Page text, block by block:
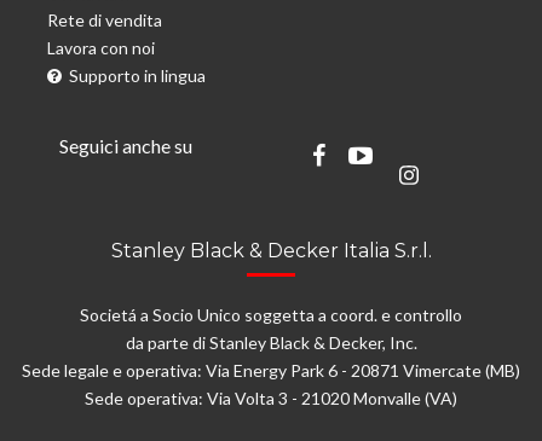
Rete di vendita
Lavora con noi
Supporto in lingua
Seguici anche su
Stanley Black & Decker Italia S.r.l.
Societá a Socio Unico soggetta a coord. e controllo
da parte di Stanley Black & Decker, Inc.
Sede legale e operativa: Via Energy Park 6 - 20871 Vimercate (MB)
Sede operativa: Via Volta 3 - 21020 Monvalle (VA)